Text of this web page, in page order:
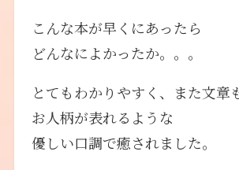
こんな本が早くにあったら
どんなによかったか。。。
とてもわかりやすく、また文章
お人柄が表れるような
優しい口調で癒されました。